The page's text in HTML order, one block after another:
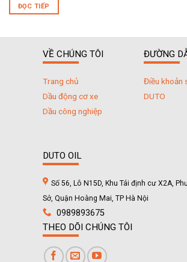
ĐỌC TIẾP
VỀ CHÚNG TÔI
Trang chủ
Dầu động cơ xe
Dầu công nghiệp
ĐƯỜNG
Điều khoản
DUTO
DUTO OIL
Số 56, Lô N15D, Khu Tái định cư X2A,
Sở, Quận Hoàng Mai, TP Hà Nội
0989893675
THEO DÕI CHÚNG TÔI